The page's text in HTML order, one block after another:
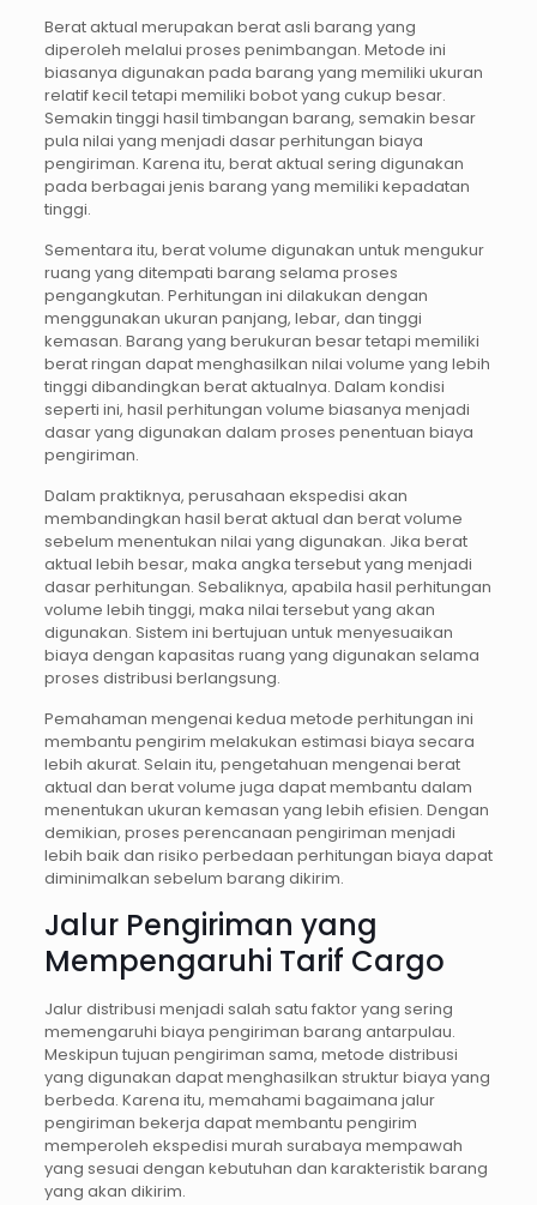
Berat aktual merupakan berat asli barang yang
diperoleh melalui proses penimbangan. Metode ini
biasanya digunakan pada barang yang memiliki ukuran
relatif kecil tetapi memiliki bobot yang cukup besar.
Semakin tinggi hasil timbangan barang, semakin besar
pula nilai yang menjadi dasar perhitungan biaya
pengiriman. Karena itu, berat aktual sering digunakan
pada berbagai jenis barang yang memiliki kepadatan
tinggi.
Sementara itu, berat volume digunakan untuk mengukur
ruang yang ditempati barang selama proses
pengangkutan. Perhitungan ini dilakukan dengan
menggunakan ukuran panjang, lebar, dan tinggi
kemasan. Barang yang berukuran besar tetapi memiliki
berat ringan dapat menghasilkan nilai volume yang lebih
tinggi dibandingkan berat aktualnya. Dalam kondisi
seperti ini, hasil perhitungan volume biasanya menjadi
dasar yang digunakan dalam proses penentuan biaya
pengiriman.
Dalam praktiknya, perusahaan ekspedisi akan
membandingkan hasil berat aktual dan berat volume
sebelum menentukan nilai yang digunakan. Jika berat
aktual lebih besar, maka angka tersebut yang menjadi
dasar perhitungan. Sebaliknya, apabila hasil perhitungan
volume lebih tinggi, maka nilai tersebut yang akan
digunakan. Sistem ini bertujuan untuk menyesuaikan
biaya dengan kapasitas ruang yang digunakan selama
proses distribusi berlangsung.
Pemahaman mengenai kedua metode perhitungan ini
membantu pengirim melakukan estimasi biaya secara
lebih akurat. Selain itu, pengetahuan mengenai berat
aktual dan berat volume juga dapat membantu dalam
menentukan ukuran kemasan yang lebih efisien. Dengan
demikian, proses perencanaan pengiriman menjadi
lebih baik dan risiko perbedaan perhitungan biaya dapat
diminimalkan sebelum barang dikirim.
Jalur Pengiriman yang
Mempengaruhi Tarif Cargo
Jalur distribusi menjadi salah satu faktor yang sering
memengaruhi biaya pengiriman barang antarpulau.
Meskipun tujuan pengiriman sama, metode distribusi
yang digunakan dapat menghasilkan struktur biaya yang
berbeda. Karena itu, memahami bagaimana jalur
pengiriman bekerja dapat membantu pengirim
memperoleh ekspedisi murah surabaya mempawah
yang sesuai dengan kebutuhan dan karakteristik barang
yang akan dikirim.